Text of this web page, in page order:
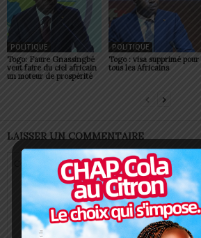
POLITIQUE
Togo: Faure Gnassingbé
veut faire du ciel africain
un moteur de prospérité
POLITIQUE
Togo : visa supprimé pour
tous les Africains
LAISSER UN COMMENTAIRE